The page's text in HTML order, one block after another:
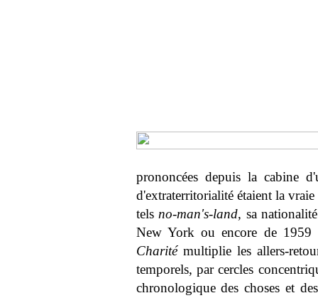
prononcées depuis la cabine
d'extraterritorialité étaient la
telsno-man's-land, sa
New York ou encore de 1959
Charitémultiplie les allers-
temporels, par cercles
chronologique des choses et